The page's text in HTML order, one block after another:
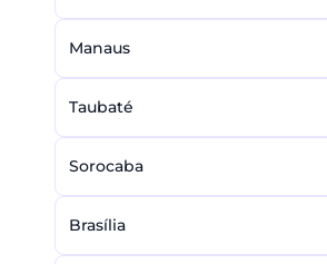
Manaus
Taubaté
Sorocaba
Brasília